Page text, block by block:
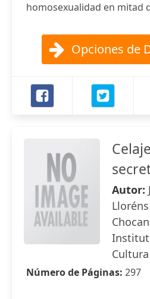
homosexualidad en mitad
Opciones de
Autor:
Número de Páginas: 297